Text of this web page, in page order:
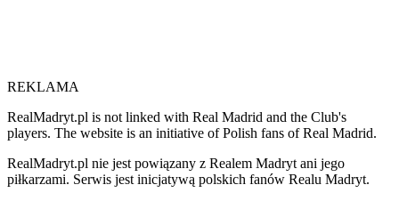
REKLAMA
RealMadryt.pl is not linked with Real Madrid and the Club's
players. The website is an initiative of Polish fans of Real Madrid.
RealMadryt.pl nie jest powiązany z Realem Madryt ani jego
piłkarzami. Serwis jest inicjatywą polskich fanów Realu Madryt.